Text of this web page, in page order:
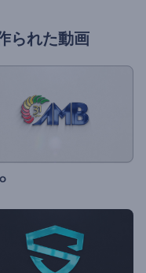
られた動画